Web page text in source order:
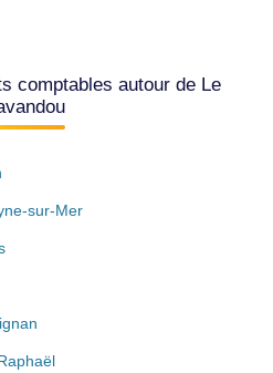
comptables autour de Le
sur-Mer